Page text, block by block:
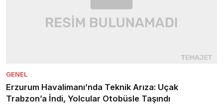
GENEL
Erzurum Havalimanı’nda Teknik Arıza: Uçak
Trabzon’a İndi, Yolcular Otobüsle Taşındı